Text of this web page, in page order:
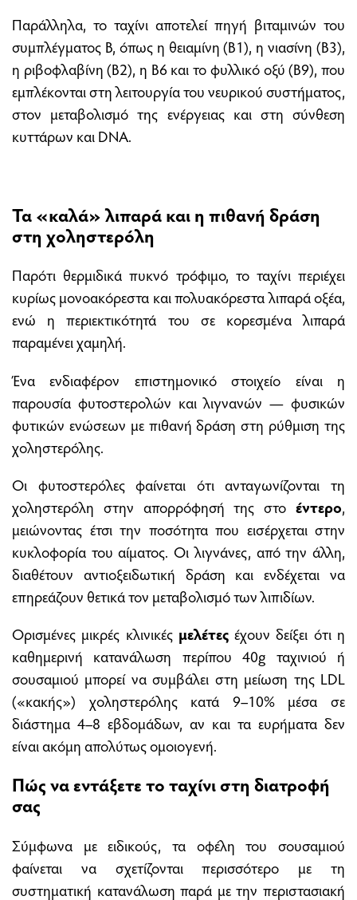
Παράλληλα, το ταχίνι αποτελεί πηγή βιταμινών του
συμπλέγματος Β, όπως η θειαμίνη (Β1), η νιασίνη (Β3),
η ριβοφλαβίνη (Β2), η Β6 και το φυλλικό οξύ (Β9), που
εμπλέκονται στη λειτουργία του νευρικού συστήματος,
στον μεταβολισμό της ενέργειας και στη σύνθεση
κυττάρων και DNA.
Τα «καλά» λιπαρά και η πιθανή δράση
στη χοληστερόλη
Παρότι θερμιδικά πυκνό τρόφιμο, το ταχίνι περιέχει
κυρίως μονοακόρεστα και πολυακόρεστα λιπαρά οξέα,
ενώ η περιεκτικότητά του σε κορεσμένα λιπαρά
παραμένει χαμηλή.
Ένα ενδιαφέρον επιστημονικό στοιχείο είναι η
παρουσία φυτοστερολών και λιγνανών — φυσικών
φυτικών ενώσεων με πιθανή δράση στη ρύθμιση της
χοληστερόλης.
Οι φυτοστερόλες φαίνεται ότι ανταγωνίζονται τη
χοληστερόλη στην απορρόφησή της στο έντερο,
μειώνοντας έτσι την ποσότητα που εισέρχεται στην
κυκλοφορία του αίματος. Οι λιγνάνες, από την άλλη,
διαθέτουν αντιοξειδωτική δράση και ενδέχεται να
επηρεάζουν θετικά τον μεταβολισμό των λιπιδίων.
Ορισμένες μικρές κλινικές μελέτεςέχουν δείξει ότι η
καθημερινή κατανάλωση περίπου 40g ταχινιού ή
σουσαμιού μπορεί να συμβάλει στη μείωση της LDL
(«κακής») χοληστερόλης κατά 9–10% μέσα σε
διάστημα 4–8 εβδομάδων, αν και τα ευρήματα δεν
είναι ακόμη απολύτως ομοιογενή.
Πώς να εντάξετε το ταχίνι στη διατροφή
σας
Σύμφωνα με ειδικούς, τα οφέλη του σουσαμιού
φαίνεται να σχετίζονται περισσότερο με τη
συστηματική κατανάλωση παρά με την περιστασιακή